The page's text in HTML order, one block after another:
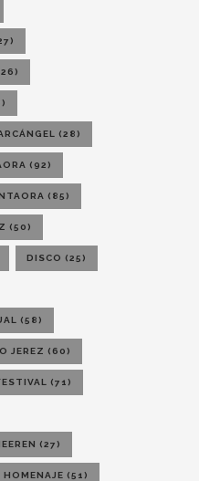
(28)
(92)
(85)
(50)
DISCO (25)
(58)
JEREZ (60)
(71)
(27)
HOMENAJE (51)